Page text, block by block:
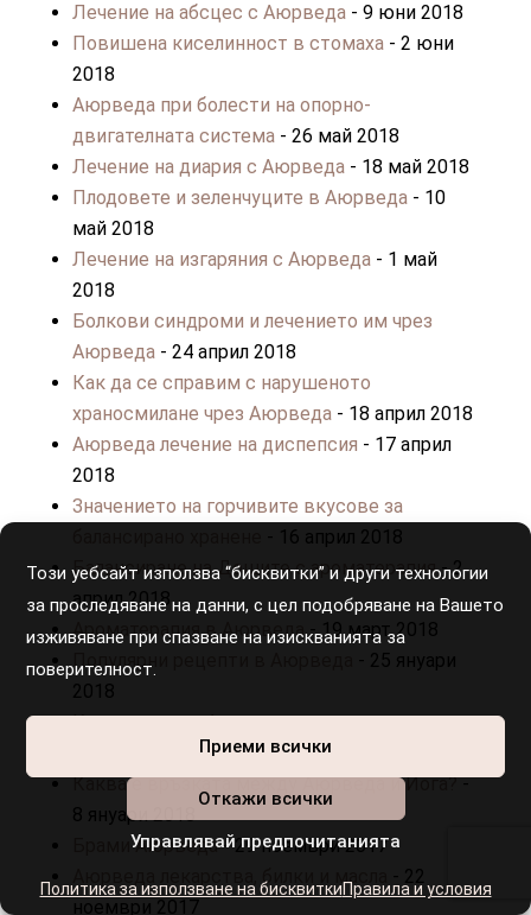
Този уебсайт използва “бисквитки” и други технологии
за проследяване на данни, с цел подобряване на Вашето
изживяване при спазване на изискванията за
поверителност.
Приеми всички
Откажи всички
Управлявай предпочитанията
Политика за използване на бисквиткиПравила и условия
Лечение на абсцес с Аюрведа- 9 юни 2018
Повишена киселинност в стомаха- 2 юни
2018
Аюрведа при болести на опорно-
двигателната система- 26 май 2018
Лечение на диария с Аюрведа- 18 май 2018
Плодовете и зеленчуците в Аюрведа- 10
май 2018
Лечение на изгаряния с Аюрведа- 1 май
2018
Болкови синдроми и лечението им чрез
Аюрведа- 24 април 2018
Как да се справим с нарушеното
храносмилане чрез Аюрведа- 18 април 2018
Аюрведа лечение на диспепсия - 17 април
2018
Значението на горчивите вкусове за
- 16 април 2018
Балансиране на Дошите с ароматерапия- 2
април 2018
Ароматерапия в Аюрведа- 19 март 2018
Популярни рецепти в Аюрведа
- 25 януари
2018
Как диетите в Аюрведа помагат на тялото и
- 15 януари 2018
Каква е връзката между Аюрведа и Йога?-
8 януари 2018
Брами Аюрведа- 29 ноември 2017
Аюрведа лекарства, билки и масла
- 22
ноември 2017